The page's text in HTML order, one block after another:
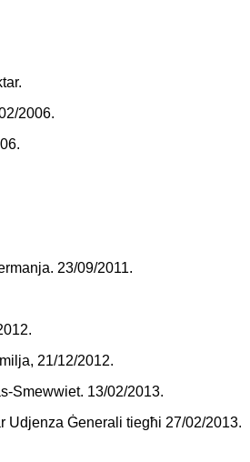
2006.
23/09/2011.
21/12/2012.
Smewwiet. 13/02/2013.
Udjenza Ġenerali tiegħi 27/02/2013.